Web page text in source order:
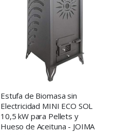
Estufa de Biomasa sin
Electricidad MINI ECO SOL
10,5 kW para Pellets y
Hueso de Aceituna - JOIMA